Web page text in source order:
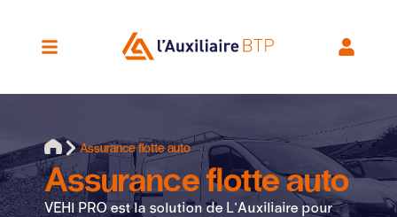
Assurance flotte auto
Assurance flotte auto
VEHI PRO est la solution de L'Auxiliaire pour